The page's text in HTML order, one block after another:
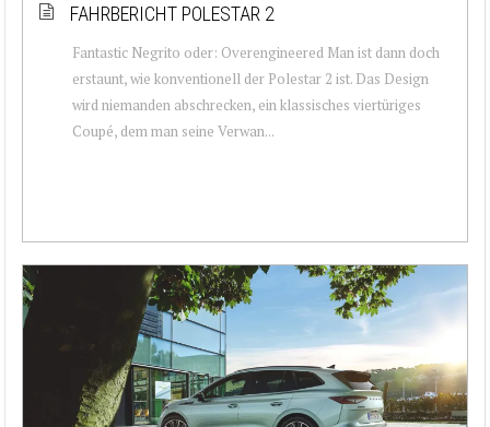
FAHRBERICHT POLESTAR 2
Fantastic Negrito oder: Overengineered Man ist dann doch
erstaunt, wie konventionell der Polestar 2 ist. Das Design
wird niemanden abschrecken, ein klassisches viertüriges
Coupé, dem man seine Verwan...